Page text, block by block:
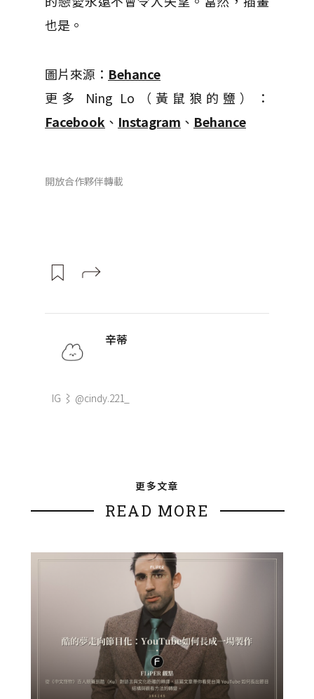
也是。
圖片來源： Behance
更多 Ning Lo（黃鼠狼的鹽）：
Facebook 、 Instagram 、 Behance
開放合作夥伴轉載
辛蒂
IG ⌇ @cindy.221_
更多文章
READ MORE